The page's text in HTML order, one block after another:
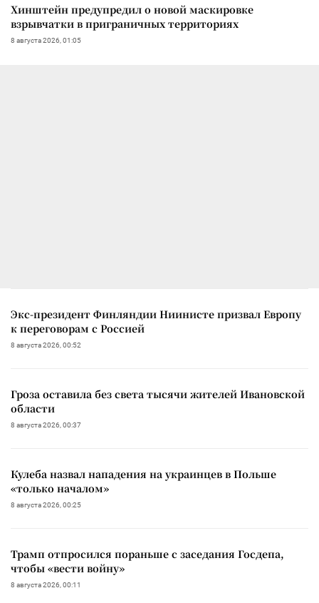
Хинштейн предупредил о новой маскировке
взрывчатки в приграничных территориях
8 августа 2026, 01:05
Экс-президент Финляндии Ниинисте призвал Европу
к переговорам с Россией
8 августа 2026, 00:52
Гроза оставила без света тысячи жителей Ивановской
области
8 августа 2026, 00:37
Кулеба назвал нападения на украинцев в Польше
«только началом»
8 августа 2026, 00:25
Трамп отпросился пораньше с заседания Госдепа,
чтобы «вести войну»
8 августа 2026, 00:11